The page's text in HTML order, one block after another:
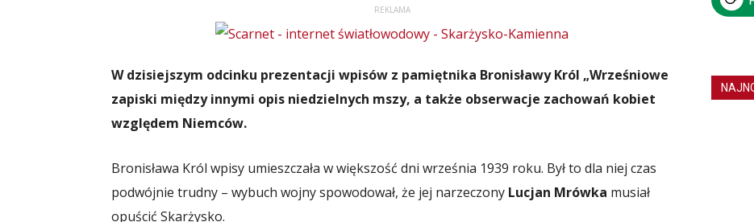
REKLAMA
W dzisiejszym odcinku prezentacji wpisów z pamiętnika Bronisławy Król „Wrześniowe
zapiski między innymi opis niedzielnych mszy, a także obserwacje zachowań kobiet
względem Niemców.
Bronisława Król wpisy umieszczała w większość dni września 1939 roku. Był to dla niej czas
podwójnie trudny – wybuch wojny spowodował, że jej narzeczony Lucjan Mrówka musiał
opuścić Skarżysko.